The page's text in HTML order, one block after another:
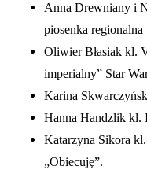
Anna Drewniany i
piosenka regionalna
Oliwier Błasiak kl.
imperialny” Star
Karina
Hanna Handzlik kl.
Katarzyna Sikora
„Obiecuję”.